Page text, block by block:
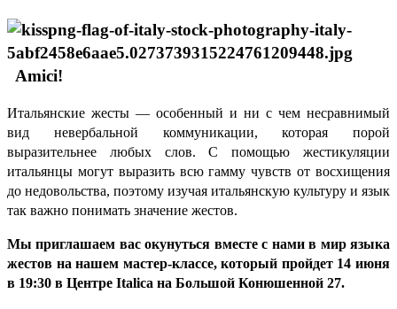
Amici!
Итальянские жесты — особенный и ни с чем несравнимый
вид невербальной коммуникации, которая порой
выразительнее любых слов. С помощью жестикуляции
итальянцы могут выразить всю гамму чувств от восхищения
до недовольства, поэтому изучая итальянскую культуру и язык
так важно понимать значение жестов.
Мы приглашаем вас окунуться вместе с нами в мир языка
жестов на нашем мастер-классе, который пройдет 14 июня
в 19:30 в Центре Italica на Большой Конюшенной 27.